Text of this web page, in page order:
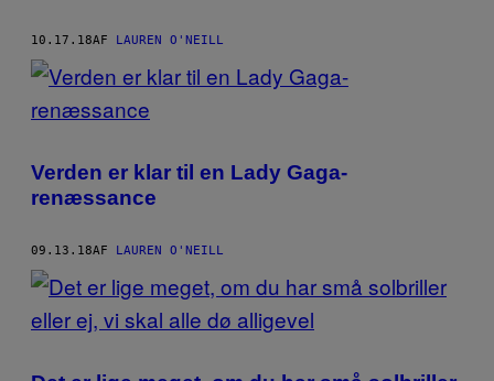
10.17.18AF LAUREN O'NEILL
Verden er klar til en Lady Gaga-
renæssance
09.13.18AF LAUREN O'NEILL